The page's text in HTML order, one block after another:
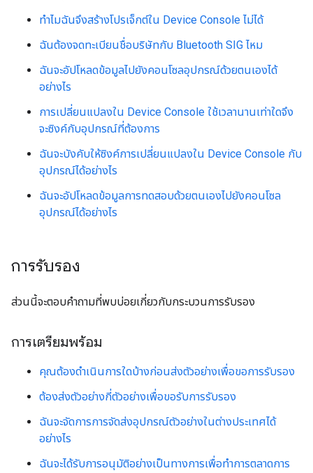
ทำไมฉันจึงสร้างโปรเจ็กต์ใน Device Console ไม่ได้
ฉันต้องจดทะเบียนชื่อบริษัทกับ Bluetooth SIG ไหม
ฉันจะอัปโหลดข้อมูลไปยังคอนโซลอุปกรณ์ด้วยตนเองได้
อย่างไร
การเปลี่ยนแปลงใน Device Console ใช้เวลานานเท่าใดจึง
จะซิงค์กับอุปกรณ์ที่ต้องการ
ฉันจะบังคับให้ซิงค์การเปลี่ยนแปลงใน Device Console กับ
อุปกรณ์ได้อย่างไร
ฉันจะอัปโหลดข้อมูลการทดสอบด้วยตนเองไปยังคอนโซล
อุปกรณ์ได้อย่างไร
การรับรอง
ส่วนนี้จะตอบคำถามที่พบบ่อยเกี่ยวกับกระบวนการรับรอง
การเตรียมพร้อม
คุณต้องดำเนินการใดบ้างก่อนส่งตัวอย่างเพื่อขอการรับรอง
ต้องส่งตัวอย่างกี่ตัวอย่างเพื่อขอรับการรับรอง
ฉันจะจัดการการจัดส่งอุปกรณ์ตัวอย่างในต่างประเทศได้
อย่างไร
ฉันจะได้รับการอนุมัติอย่างเป็นทางการเพื่อทำการตลาดการ